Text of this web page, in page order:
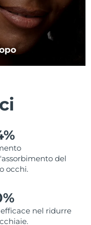
del
occhi.
nel ridurre
stimata8/11/26
stimata
stimata
stimata
stimata8/12/26